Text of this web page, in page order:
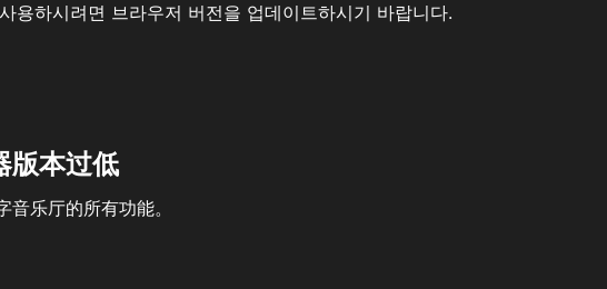
용하시려면 브라우저 버전을 업데이트하시기 바랍니다.
版本过低
乐厅的所有功能。